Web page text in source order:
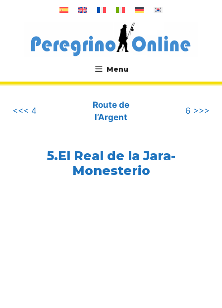
Menu
.
<<< 4
Route de
l’Argent
6 >>>
5.El Real de la Jara-
Monesterio